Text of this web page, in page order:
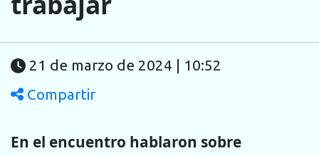
21 de marzo de 2024 | 10:52
Compartir
En el encuentro hablaron sobre